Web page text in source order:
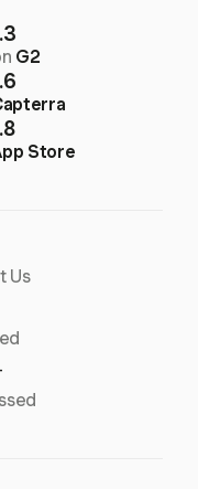
G2
Store
Us